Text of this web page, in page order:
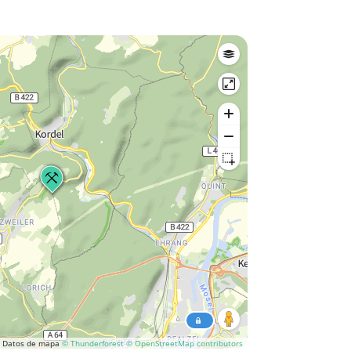
Datos de mapa© Thunderforest © OpenStreetMap contributors